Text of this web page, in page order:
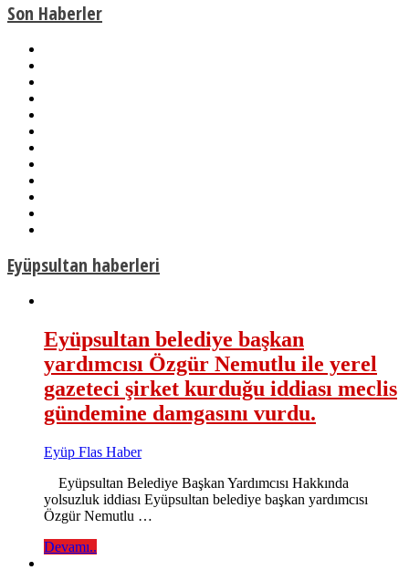
Son Haberler
Eyüpsultan haberleri
Eyüpsultan belediye başkan
yardımcısı Özgür Nemutlu ile yerel
gazeteci şirket kurduğu iddiası meclis
gündemine damgasını vurdu.
Eyüp Flas Haber
Eyüpsultan Belediye Başkan Yardımcısı Hakkında
yolsuzluk iddiası Eyüpsultan belediye başkan yardımcısı
Özgür Nemutlu …
Devamı..